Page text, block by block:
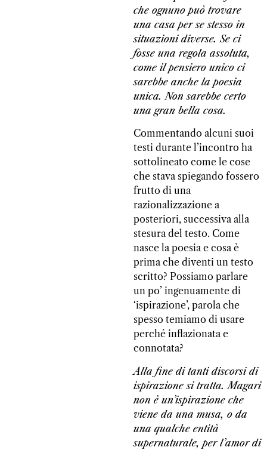
che ognuno può trovare
una casa per se stesso in
situazioni diverse. Se ci
fosse una regola assoluta,
come il pensiero unico ci
sarebbe anche la poesia
unica. Non sarebbe certo
una gran bella cosa.
Commentando alcuni suoi
testi durante l’incontro ha
sottolineato come le cose
che stava spiegando fossero
frutto di una
razionalizzazione a
posteriori, successiva alla
stesura del testo. Come
nasce la poesia e cosa è
prima che diventi un testo
scritto? Possiamo parlare
un po’ ingenuamente di
‘ispirazione’, parola che
spesso temiamo di usare
perché inflazionata e
connotata?
Alla fine di tanti discorsi di
ispirazione si tratta. Magari
non è un’ispirazione che
viene da una musa, o da
una qualche entità
supernaturale, per l’amor di